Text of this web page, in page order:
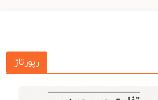
رپورتاژ